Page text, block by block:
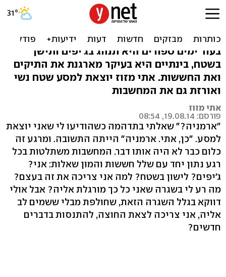
שאני אצא לשטח?! - אורזת
לקראת המסע הגדול
בעוד ימים ספורים היא תנהג בג'יפים ותישן
בשטח, בינתיים היא בעיקר מארגנת את התיקים
ואת החששות. אתי מזוז יוצאת למסע שטח נשי
ואורזת גם את המחשבות
אתי מזוז
פורסם: 19.08.14, 08:54
"ארמניה?" שאלתי בתדהמה כשהודיעו לי שאני יוצאת
למסע. "כן, אתי. ארמניה" הייתה התשובה. ומרגע זה
כלום כבר לא היה אותו דבר. המחשבות משתלטות בכל
רגע נתון יחד עם שלל חששות והמון שאלות: אני?
ג'יפים? לישון בשטח? למה אני צריכה את זה בעצם?
מה רע לי בשגרה שאני כל כך מורגלת אליה? אבל אולי
דווקא בגלל השגרה הזאת, שחולפת מבלי ששמים לב
אליה, אני צריכה לצאת החוצה, להתנסות בדברים
חדשים?